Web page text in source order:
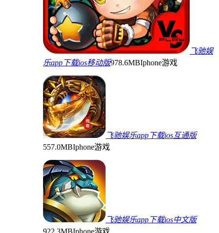
飞驰娱
乐app下载ios移动版978.6MBIphone游戏
飞驰娱乐app下载ios互通版
557.0MBIphone游戏
飞驰娱乐app下载ios中文版
922.3MBIphone游戏